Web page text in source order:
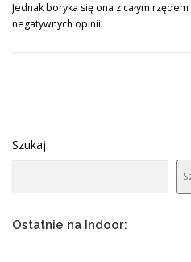
Jednak boryka się ona z całym
negatywnych opinii.
Szukaj
Ostatnie na Indoor: